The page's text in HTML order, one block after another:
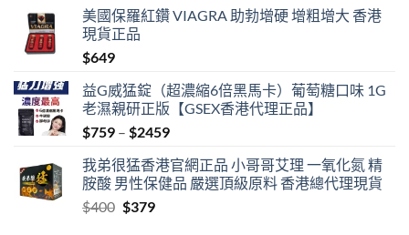
$489
美國保羅紅鑽 VIAGRA 助勃增硬 增粗增大 香港
現貨正品
$649
益G威猛錠（超濃縮6倍黑馬卡）葡萄糖口味 1G
老濕親研正版【GSEX香港代理正品】
$759 – $2459Price
$759
through
我弟很猛香港官網正品 小哥哥艾理 一氧化氮 精
胺酸 男性保健品 嚴選頂級原料 香港總代理現貨
$400 Original
$379Current